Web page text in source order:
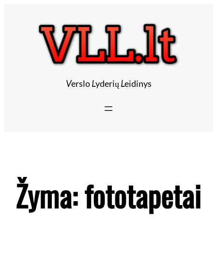
VersloLyderių Leidinys
Žyma:fototapetai